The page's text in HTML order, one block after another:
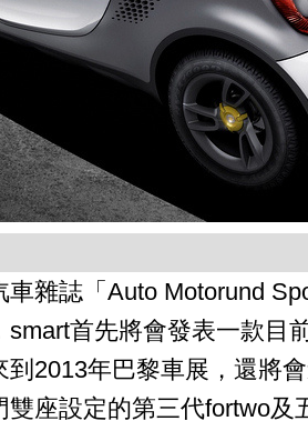
車雜誌「Auto Motorund
smart首先將會發表一款目
到2013年巴黎車展，還將
雙座設定的第三代fortwo及